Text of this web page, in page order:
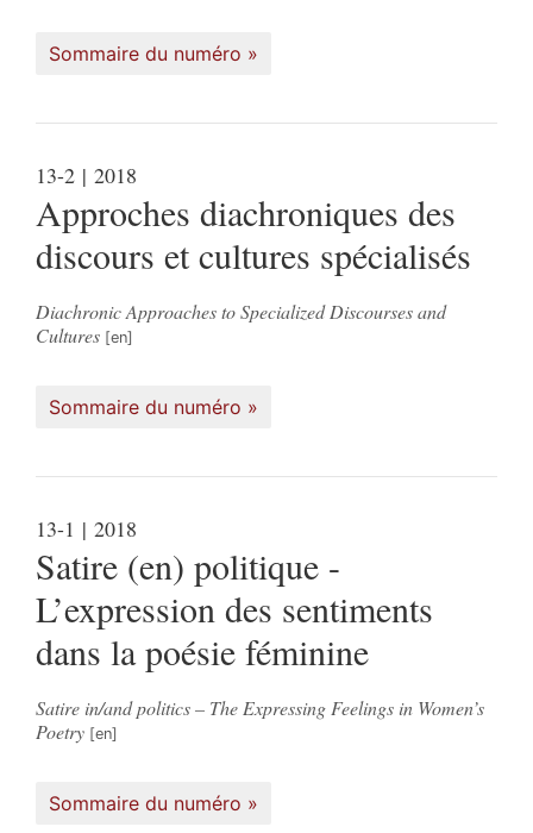
Sommaire du numéro
13-2 | 2018
Approches diachroniques des
discours et cultures spécialisés
Diachronic Approaches to Specialized Discourses and
Cultures
Sommaire du numéro
13-1 | 2018
Satire (en) politique -
L’expression des sentiments
dans la poésie féminine
Satire in/and politics – The Expressing Feelings in Women’s
Poetry
Sommaire du numéro